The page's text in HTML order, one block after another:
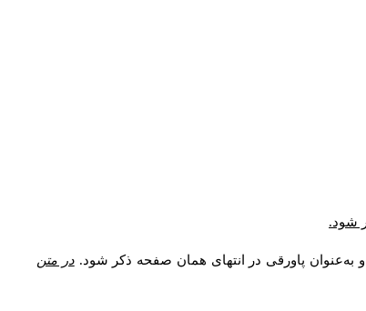
شود.
به‌عنوان پاورقی در انتهای همان صفحه ذکر شود. در متن